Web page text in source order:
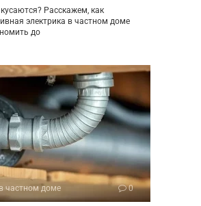
Расскажем, как
электрика в частном доме
до
частном доме 0